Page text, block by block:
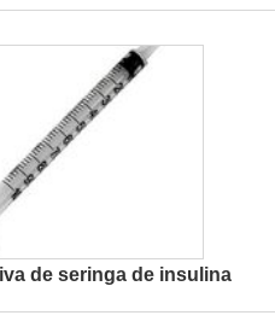
reforços em criar para
de seringa de insulina